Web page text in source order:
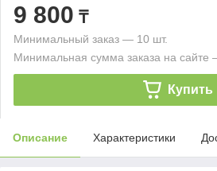
9 800 ₸
Минимальный заказ — 10 шт.
Минимальная сумма заказа на сайте
Купить
Описание Характеристики